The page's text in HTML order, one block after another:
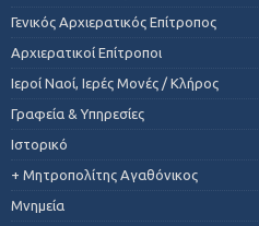
Γενικός Αρχιερατικός Επίτροπος
Αρχιερατικοί Επίτροποι
Ιεροί Ναοί, Ιερές Μονές / Κλήρος
Γραφεία & Υπηρεσίες
Ιστορικό
+ Μητροπολίτης Αγαθόνικος
Μνημεία